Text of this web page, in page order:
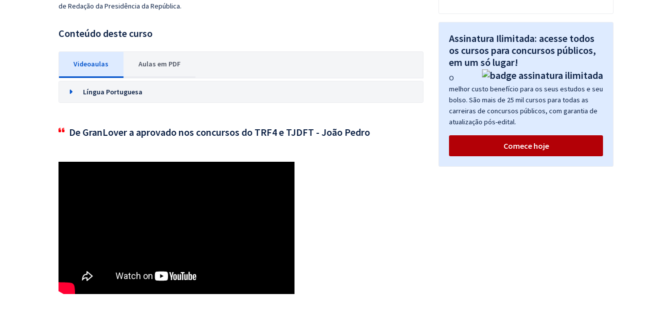
de Redação da Presidência da República.
Conteúdo deste curso
Videoaulas Aulas em PDF
Língua Portuguesa
De GranLover a aprovado nos concursos do TRF4 e TJDFT - João Pedro
Assinatura Ilimitada: acesse todos
os cursos para concursos públicos,
em um só lugar!
O
melhor custo benefício para os seus estudos e seu
bolso. São mais de 25 mil cursos para todas as
carreiras de concursos públicos, com garantia de
atualização pós-edital.
Comece hoje